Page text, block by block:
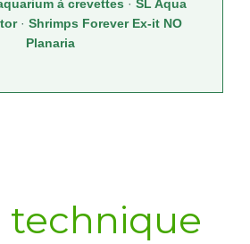
à crevettes · SL Aqua
· Shrimps Forever Ex-it NO
Planaria
technique